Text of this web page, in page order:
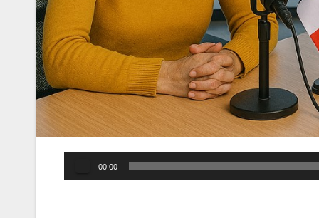
Player
00:00